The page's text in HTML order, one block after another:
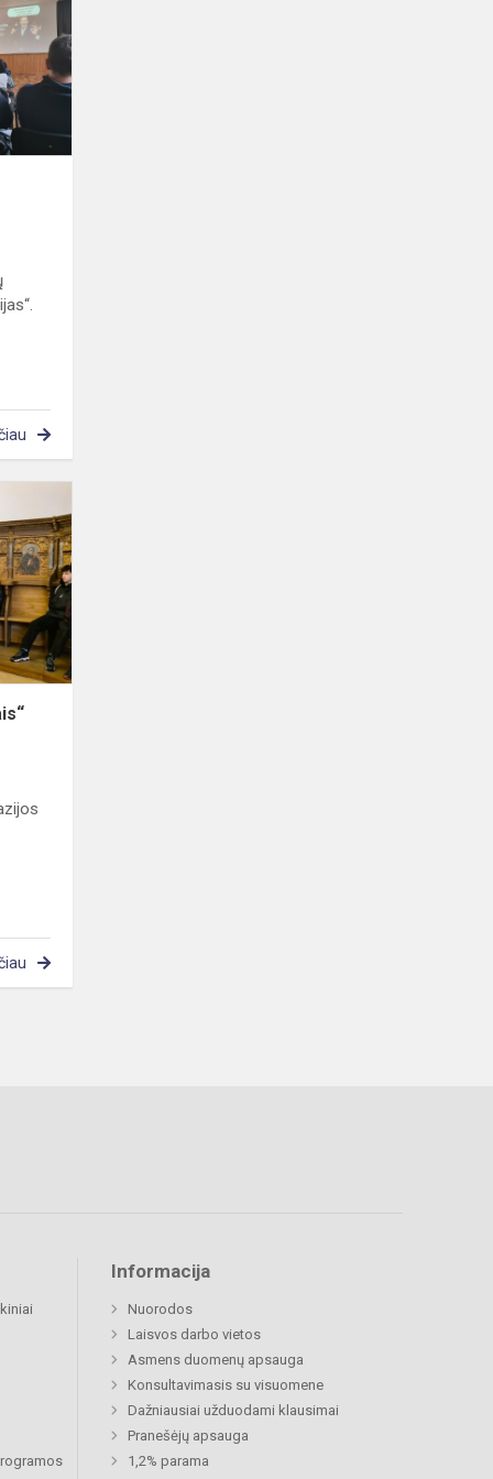
„Vienuolių
takais“
Informacija
Nuorodos
Laisvos darbo vietos
Asmens duomenų apsauga
Konsultavimasis su visuomene
Dažniausiai užduodami klausimai
Pranešėjų apsauga
1,2% parama